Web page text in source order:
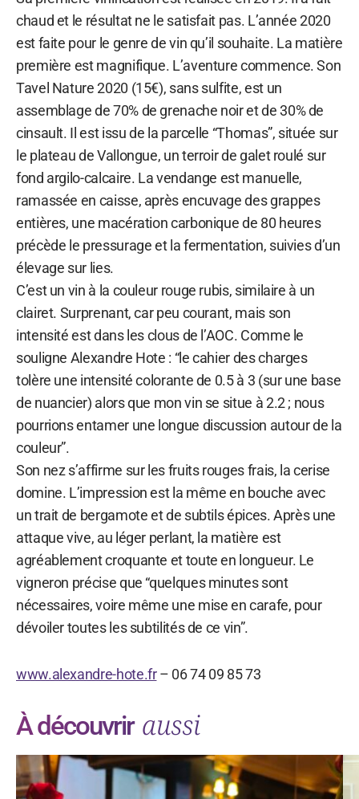
chaud et le résultat ne le satisfait pas. L’année 2020
est faite pour le genre de vin qu’il souhaite. La matière
première est magnifique. L’aventure commence. Son
Tavel Nature 2020 (15€), sans sulfite, est un
assemblage de 70% de grenache noir et de 30% de
cinsault. Il est issu de la parcelle “Thomas”, située sur
le plateau de Vallongue, un terroir de galet roulé sur
fond argilo-calcaire. La vendange est manuelle,
ramassée en caisse, après encuvage des grappes
entières, une macération carbonique de 80 heures
précède le pressurage et la fermentation, suivies d’un
élevage sur lies.
C’est un vin à la couleur rouge rubis, similaire à un
clairet. Surprenant, car peu courant, mais son
intensité est dans les clous de l’AOC. Comme le
souligne Alexandre Hote : “le cahier des charges
tolère une intensité colorante de 0.5 à 3 (sur une base
de nuancier) alors que mon vin se situe à 2.2 ; nous
pourrions entamer une longue discussion autour de la
couleur”.
Son nez s’affirme sur les fruits rouges frais, la cerise
domine. L’impression est la même en bouche avec
un trait de bergamote et de subtils épices. Après une
attaque vive, au léger perlant, la matière est
agréablement croquante et toute en longueur. Le
vigneron précise que “quelques minutes sont
nécessaires, voire même une mise en carafe, pour
dévoiler toutes les subtilités de ce vin”.
www.alexandre-hote.fr– 06 74 09 85 73
À découvrir aussi